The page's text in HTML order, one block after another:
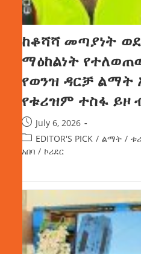
ከቆሻሻ መጣያነት
ማዕከልነት
የወንዝ ዳርቻ ልማት
የቱሪዝም ተስፋ ይዞ
July 6, 2026
EDITOR'S PICK / ልማት /
አበባ / ኮሪደር